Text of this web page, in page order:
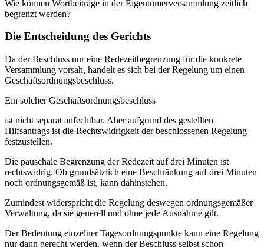
Wie können Wortbeiträge in der Eigentümerversammlung zeitlich
begrenzt werden?
Die Entscheidung des Gerichts
Da der Beschluss nur eine Redezeitbegrenzung für die konkrete
Versammlung vorsah, handelt es sich bei der Regelung um einen
Geschäftsordnungsbeschluss.
Ein solcher Geschäftsordnungsbeschluss
ist nicht separat anfechtbar. Aber aufgrund des gestellten
Hilfsantrags ist die Rechtswidrigkeit der beschlossenen Regelung
festzustellen.
Die pauschale Begrenzung der Redezeit auf drei Minuten ist
rechtswidrig. Ob grundsätzlich eine Beschränkung auf drei Minuten
noch ordnungsgemäß ist, kann dahinstehen.
Zumindest widerspricht die Regelung deswegen ordnungsgemäßer
Verwaltung, da sie generell und ohne jede Ausnahme gilt.
Der Bedeutung einzelner Tagesordnungspunkte kann eine Regelung
nur dann gerecht werden, wenn der Beschluss selbst schon